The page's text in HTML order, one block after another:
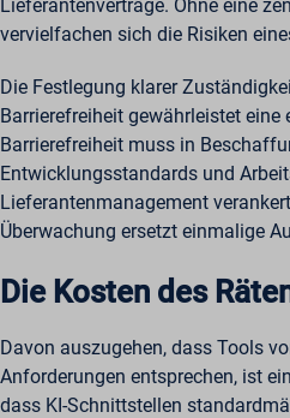
Lieferantenverträge. Ohne eine
vervielfachen sich die Risiken
Die Festlegung klarer
Barrierefreiheit gewährleistet eine
Barrierefreiheit muss in
Entwicklungsstandards und
Lieferantenmanagement
Überwachung ersetzt einmalige
Die Kosten des
Davon auszugehen, dass Tools
Anforderungen entsprechen, ist
dass KI-Schnittstellen
wp-settings-time-*
mhcookie
_pk_ref*
mp_*_mixpanel
scrly_log_1
_cs_id
Diese Kategorie umfasst alle
nicht unter die anderen
Details
_dd_s
amp_*
ext_name
ssm_au_c